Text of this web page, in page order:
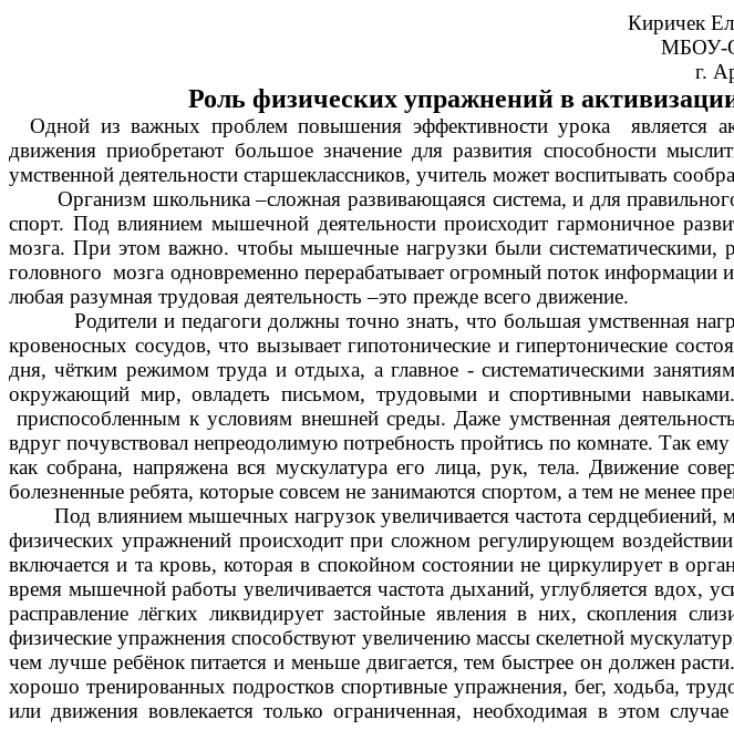
Киричек
г.
Роль физических упражнений в
Одной из важных проблем повышения эффективности урока является
движения приобретают большое значение для развития способности
умственной деятельности старшеклассников, учитель может воспитывать
Организм школьника –сложная развивающаяся система, и для правильного
спорт. Под влиянием мышечной деятельности происходит гармоничное
мозга. При этом важно. чтобы мышечные нагрузки были систематическими,
головного мозга одновременно перерабатывает огромный поток
любая разумная трудовая деятельность –это прежде всего движение.
Родители и педагоги должны точно знать, что большая умственная
кровеносных сосудов, что вызывает гипотонические и гипертонические
дня, чётким режимом труда и отдыха, а главное - систематическими
окружающий мир, овладеть письмом, трудовыми и спортивными
приспособленным к условиям внешней среды. Даже умственная
вдруг почувствовал непреодолимую потребность пройтись по комнате. Так
как собрана, напряжена вся мускулатура его лица, рук, тела. Движение
болезненные ребята, которые совсем не занимаются спортом, а тем не менее
Под влиянием мышечных нагрузок увеличивается частота сердцебиений,
физических упражнений происходит при сложном регулирующем
включается и та кровь, которая в спокойном состоянии не циркулирует в
время мышечной работы увеличивается частота дыханий, углубляется вдох,
расправление лёгких ликвидирует застойные явления в них, скопления
физические упражнения способствуют увеличению массы скелетной
чем лучше ребёнок питается и меньше двигается, тем быстрее он должен
хорошо тренированных подростков спортивные упражнения, бег, ходьба,
или движения вовлекается только ограниченная, необходимая в этом